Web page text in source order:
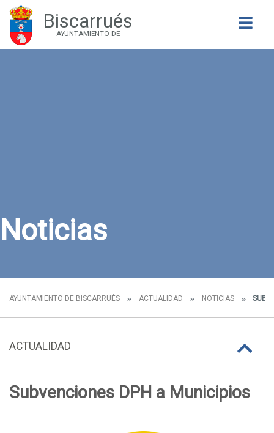
Biscarrués
AYUNTAMIENTO DE
Noticias
AYUNTAMIENTO DE BISCARRUÉS ACTUALIDAD NOTICIAS
ACTUALIDAD
Subvenciones DPH a Municipios